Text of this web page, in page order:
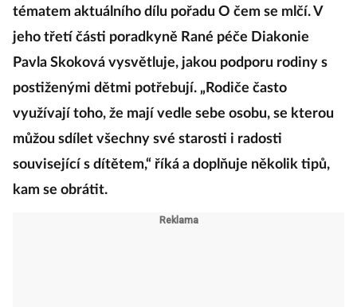
tématem aktuálního dílu pořadu O čem se mlčí. V
jeho třetí části poradkyně Rané péče Diakonie
Pavla Skoková vysvětluje, jakou podporu rodiny s
postiženými dětmi potřebují. „Rodiče často
využívají toho, že mají vedle sebe osobu, se kterou
můžou sdílet všechny své starosti i radosti
související s dítětem,“ říká a doplňuje několik tipů,
kam se obrátit.